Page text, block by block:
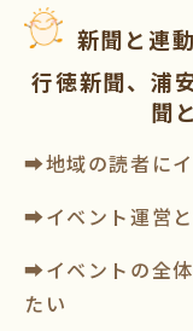
新聞と連
行徳新聞、浦
聞
➡地域の読者に
➡イベント運営
➡イベントの全
たい